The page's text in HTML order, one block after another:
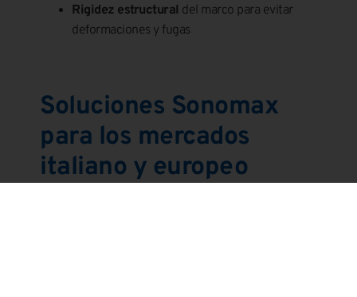
Rigidez estructural del marco para evitar
deformaciones y fugas
Soluciones Sonomax
para los mercados
italiano y europeo